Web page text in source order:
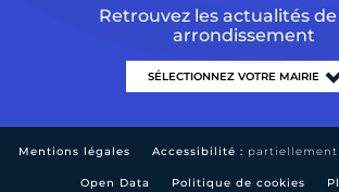
Retrouvez les actualités
arrondissement
Mentions légales Accessibilité :
Open Data Politique de cookies